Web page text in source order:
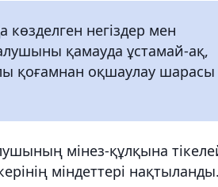
көзделген негіздер мен
қамауда ұстамай-ақ,
қоғамнан оқшаулау шарасы
мінез-құлқына
міндеттері